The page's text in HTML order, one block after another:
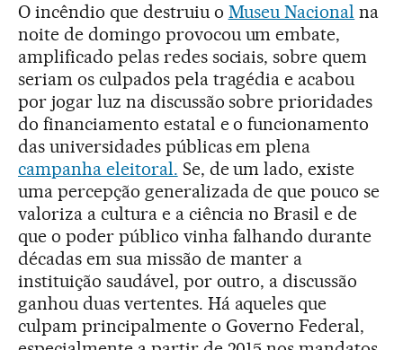
O incêndio que destruiu o Museu Nacional na
noite de domingo provocou um embate,
amplificado pelas redes sociais, sobre quem
seriam os culpados pela tragédia e acabou
por jogar luz na discussão sobre prioridades
do financiamento estatal e o funcionamento
das universidades públicas em plena
campanha eleitoral. Se, de um lado, existe
uma percepção generalizada de que pouco se
valoriza a cultura e a ciência no Brasil e de
que o poder público vinha falhando durante
décadas em sua missão de manter a
instituição saudável, por outro, a discussão
ganhou duas vertentes. Há aqueles que
culpam principalmente o Governo Federal,